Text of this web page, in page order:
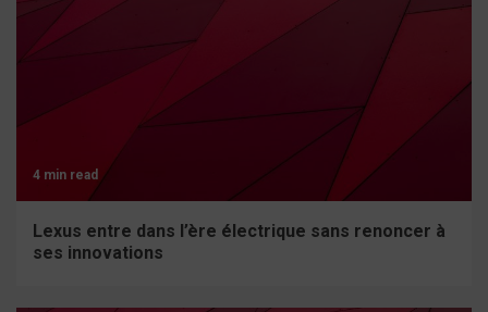
4 min read
Lexus entre dans l’ère électrique sans renoncer à
ses innovations